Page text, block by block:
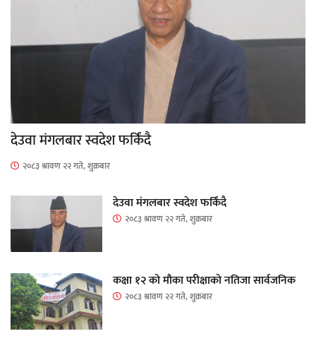
देउवा मंगलबार स्वदेश फर्किंदै
२०८३ श्रावण २२ गते, शुक्रबार
देउवा मंगलबार स्वदेश फर्किंदै
२०८३ श्रावण २२ गते, शुक्रबार
कक्षा १२ को मौका परीक्षाको नतिजा सार्वजनिक
२०८३ श्रावण २२ गते, शुक्रबार